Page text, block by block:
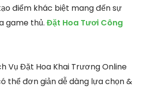
điểm khác biệt mang đến sự
game thủ. Đặt Hoa Tươi Công
Vụ Đặt Hoa Khai Trương Online
thể đơn giản dễ dàng lựa chọn &